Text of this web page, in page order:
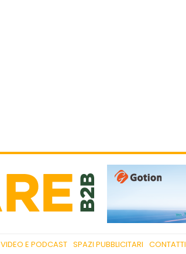
VIDEO E PODCAST SPAZI PUBBLICITARI CONTATTI